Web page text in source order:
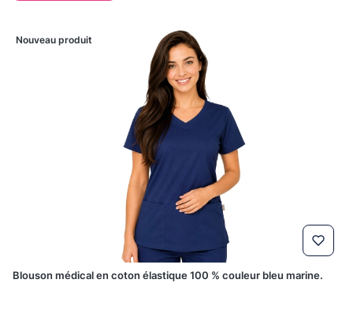
Nouveau produit
Blouson médical en coton élastique 100 % couleur bleu marine.